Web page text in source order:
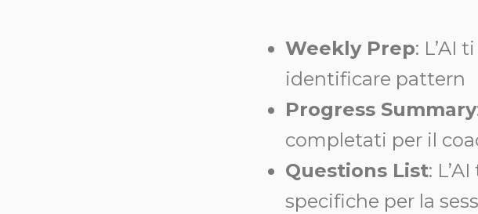
Weekly Prep: L’AI
identificare pattern
Progress Summary
completati per il
Questions List:
specifiche per la